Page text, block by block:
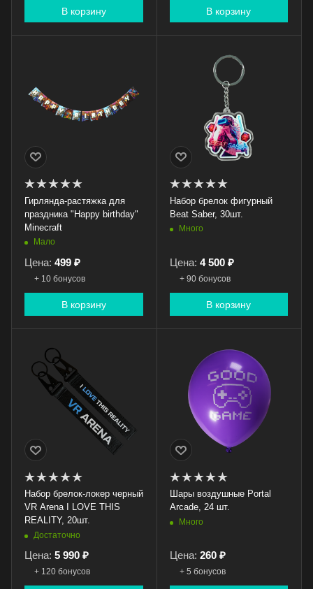
В корзину В корзину
Гирлянда-растяжка для
праздника "Happy birthday"
Minecraft
Мало
Цена: 499 ₽
+ 10 бонусов
В корзину
Набор брелок фигурный
Beat Saber, 30шт.
Много
Цена: 4 500 ₽
+ 90 бонусов
В корзину
Набор брелок-локер черный
VR Arena I LOVE THIS
REALITY, 20шт.
Достаточно
Цена: 5 990 ₽
+ 120 бонусов
Шары воздушные Portal
Arcade, 24 шт.
Много
Цена: 260 ₽
+ 5 бонусов